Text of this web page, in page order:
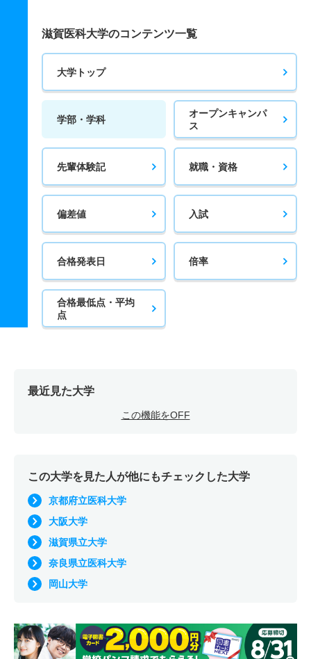
滋賀医科大学のコンテンツ一覧
大学トップ
学部・学科
オープンキャンパ
ス
先輩体験記 就職・資格
偏差値 入試
合格発表日 倍率
合格最低点・平均
点
最近見た大学
この機能をOFF
この大学を見た人が他にもチェックした大学
京都府立医科大学
大阪大学
滋賀県立大学
奈良県立医科大学
岡山大学